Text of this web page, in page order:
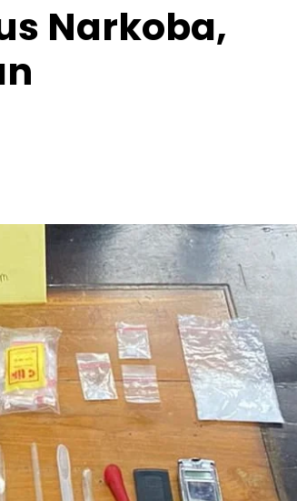
Narkoba,